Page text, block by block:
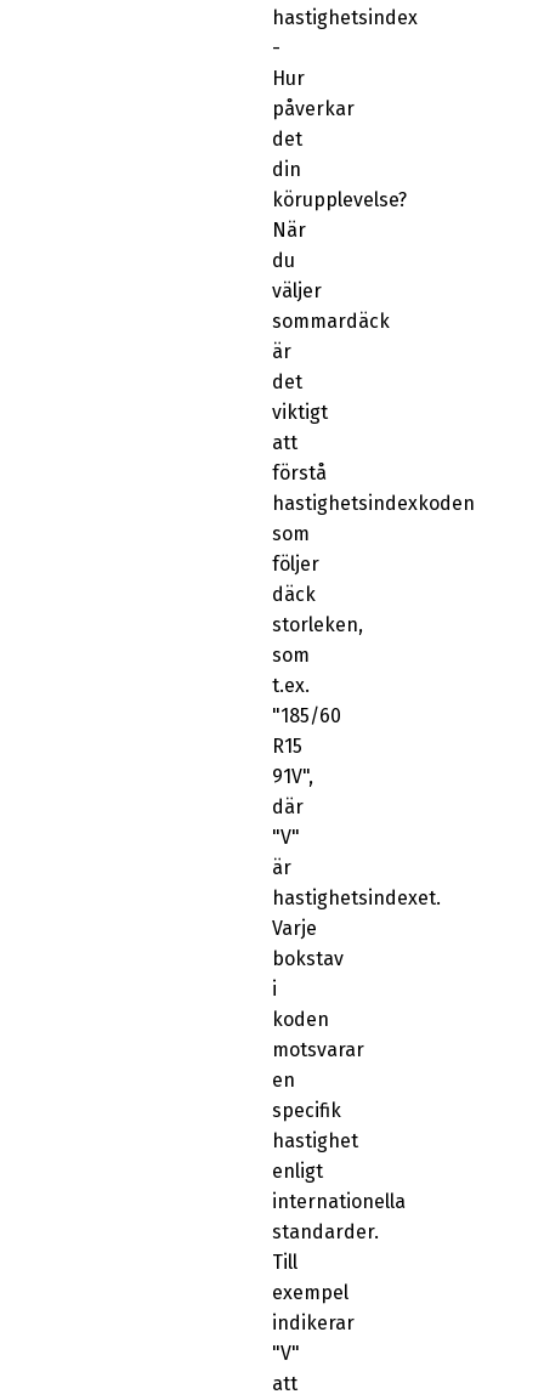
hastighetsindex
-
Hur
påverkar
det
din
körupplevelse?
När
du
väljer
sommardäck
är
det
viktigt
att
förstå
hastighetsindexkoden
som
följer
däck
storleken,
som
t.ex.
"185/60
R15
91V",
där
"V"
är
hastighetsindexet.
Varje
bokstav
i
koden
motsvarar
en
specifik
hastighet
enligt
internationella
standarder.
Till
exempel
indikerar
"V"
att